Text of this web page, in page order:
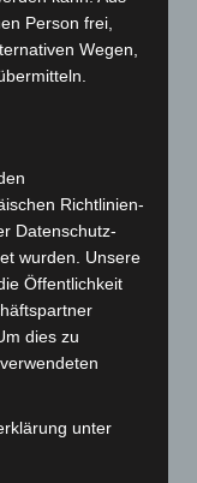
Uhr, Suttorfer
16 Uhr, Hans-
16 Uhr,
8
5b
16 Uhr,
Land,
Person frei,
Wegen,
Richtlinien-
Datenschutz-
wurden. Unsere
Öffentlichkeit
dies zu
unter